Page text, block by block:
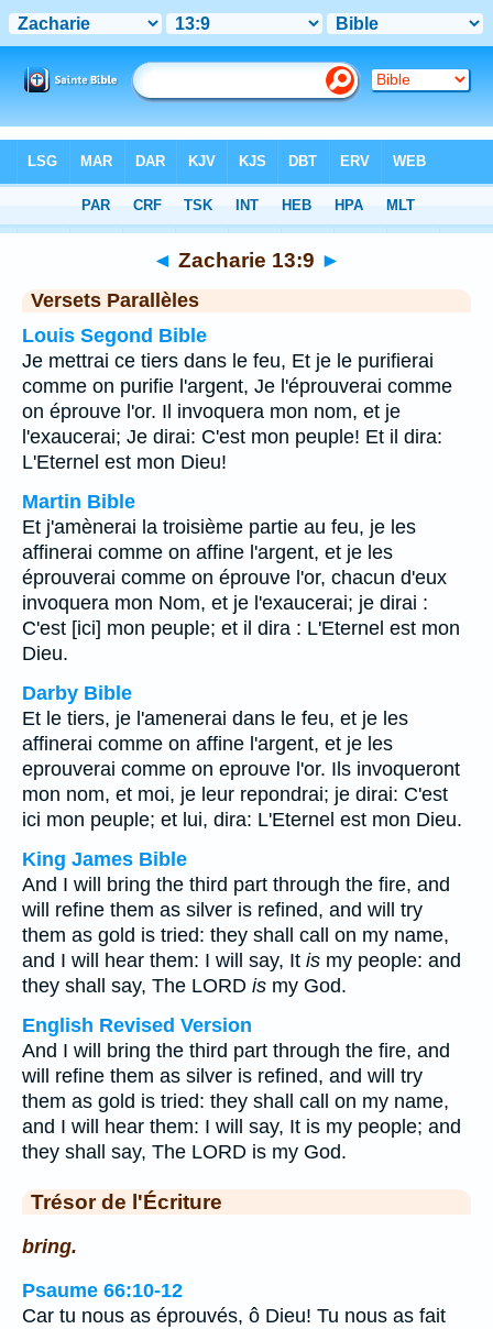
Chapitre 13> Verset 9
◄ Zacharie 13:9 ►
Versets Parallèles
Louis Segond Bible
Je mettrai ce tiers dans le feu, Et je le purifierai
comme on purifie l'argent, Je l'éprouverai comme
on éprouve l'or. Il invoquera mon nom, et je
l'exaucerai; Je dirai: C'est mon peuple! Et il dira:
L'Eternel est mon Dieu!
Martin Bible
Et j'amènerai la troisième partie au feu, je les
affinerai comme on affine l'argent, et je les
éprouverai comme on éprouve l'or, chacun d'eux
invoquera mon Nom, et je l'exaucerai; je dirai :
C'est [ici] mon peuple; et il dira : L'Eternel est mon
Dieu.
Darby Bible
Et le tiers, je l'amenerai dans le feu, et je les
affinerai comme on affine l'argent, et je les
eprouverai comme on eprouve l'or. Ils invoqueront
mon nom, et moi, je leur repondrai; je dirai: C'est
ici mon peuple; et lui, dira: L'Eternel est mon Dieu.
King James Bible
And I will bring the third part through the fire, and
will refine them as silver is refined, and will try
them as gold is tried: they shall call on my name,
and I will hear them: I will say, It is my people: and
they shall say, The LORD is my God.
English Revised Version
And I will bring the third part through the fire, and
will refine them as silver is refined, and will try
them as gold is tried: they shall call on my name,
and I will hear them: I will say, It is my people; and
they shall say, The LORD is my God.
Trésor de l'Écriture
bring.
Psaume 66:10-12
Car tu nous as éprouvés, ô Dieu! Tu nous as fait